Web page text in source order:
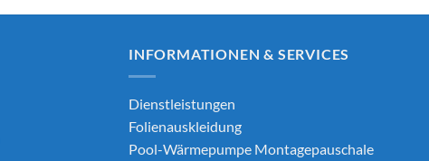
INFORMATIONEN & SERVICES
Dienstleistungen
Folienauskleidung
Pool-Wärmepumpe Montagepauschale